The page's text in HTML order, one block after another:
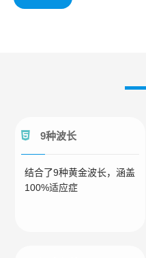
9种波长
结合了9种黄金波长，涵盖
100%适应症